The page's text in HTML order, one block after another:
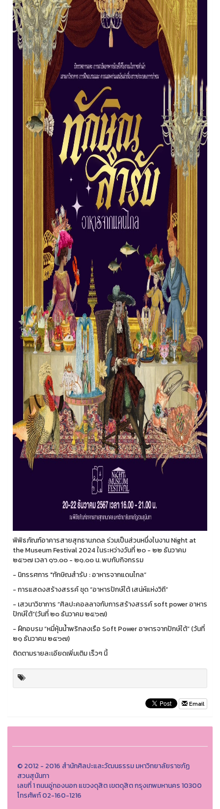
พิพิธภัณฑ์อาคารสายสุทธานภดล ร่วมเป็นส่วนหนึ่งในงาน Night at
the Museum Festival 2024 ในระหว่างวันที่ ๒๐ - ๒๒ ธันวาคม
๒๕๖๗ เวลา ๑๖.๐๐ - ๒๑.๐๐ น. พบกับกิจกรรม
- นิทรรศการ "ทักษิณสำรับ : อาหารจากแดนไกล”
- การแสดงสร้างสรรค์ ชุด “อาหารปักษ์ใต้ เสน่ห์แห่งวิถี”
- เสวนาวิชาการ “ศิลปะคอลลาจกับการสร้างสรรค์ soft power อาหาร
ปักษ์ใต้”(วันที่ ๒๐ ธันวาคม ๒๕๖๗)
- ฝึกอบรม “หมี่หุ้นน้ำพริกลงเรือ Soft Power อาหารจากปักษ์ใต้” (วันที่
๒๑ ธันวาคม ๒๕๖๗)
ติดตามรายละเอียดเพิ่มเติม เร็วๆ นี้
Email
© 2012 - 2016 สำนักศิลปะและวัฒนธรรม มหาวิทยาลัยราชภัฏ
สวนสุนันทา
เลขที่ 1 ถนนอู่ทองนอก แขวงดุสิต เขตดุสิต กรุงเทพมหานคร 10300
โทรศัพท์ 02-160-1216